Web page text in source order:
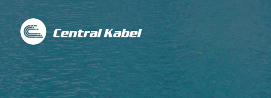
Skip
to
content